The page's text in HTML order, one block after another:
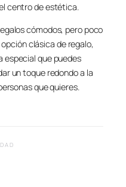
centro de estética.
cómodos, pero poco
clásica de regalo,
especial que puedes
un toque redondo a la
que quieres.